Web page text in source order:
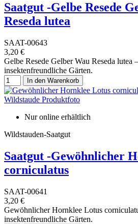
Saatgut -Gelbe Resede
Reseda lutea
SAAT-00643
3,20 €
Gelbe Resede Gelber Wau Reseda lutea
insektenfreundliche Gärten.
In den Warenkorb
Nur online erhältlich
Wildstauden-Saatgut
Saatgut -Gewöhnlicher
corniculatus
SAAT-00641
3,20 €
Gewöhnlicher Hornklee Lotus
insektenfreundliche Gärten.